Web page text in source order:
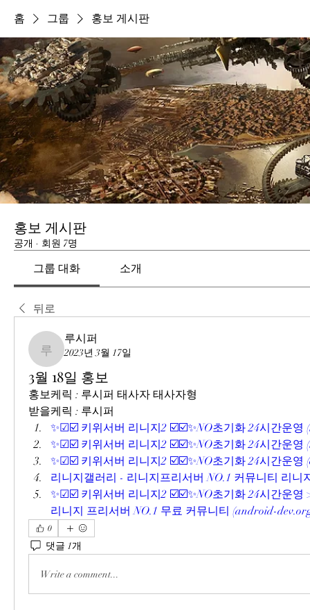
홈 그룹 홍보 게시판
홍보 게시판
공개 · 회원 7명
그룹 대화 소개
뒤로
루시퍼
루시퍼
2023년 3월 17일
3월 18일 홍보
홍보케릭 : 루시퍼 태사자 태사자형
받을케릭 : 루시퍼
✨☑☑️ 키위서버 리니지2 ☑️☑️✨NO초기화 24시간운영
✨☑☑️ 키위서버 리니지2 ☑️☑️✨NO초기화 24시간운영
✨☑☑️ 키위서버 리니지2 ☑️☑️✨NO초기화 24시간운영
리니지갤러리 - 리니지프리서버 NO.1 커뮤니티 리니
✨☑☑️ 키위서버 리니지2 ☑️☑️✨NO초기화 24시간운영
리니지 프리서버 NO.1 무료 커뮤니티 (android-
0
댓글 1개
Write a comment...